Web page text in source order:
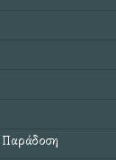
Παράδοση